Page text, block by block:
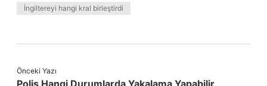
İngiltereyi hangi kral birleştirdi
Önceki Yazı
Polis Hangi Durumlarda Yakalama Yapabilir